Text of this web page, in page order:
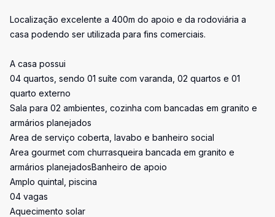
Localização excelente a 400m do apoio e da rodoviária a
casa podendo ser utilizada para fins comerciais.
A casa possui
04 quartos, sendo 01 suíte com varanda, 02 quartos e 01
quarto externo
Sala para 02 ambientes, cozinha com bancadas em granito e
armários planejados
Area de serviço coberta, lavabo e banheiro social
Area gourmet com churrasqueira bancada em granito e
armários planejadosBanheiro de apoio
Amplo quintal, piscina
04 vagas
Aquecimento solar